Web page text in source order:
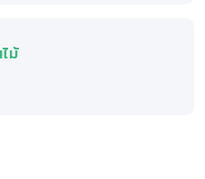
ม้